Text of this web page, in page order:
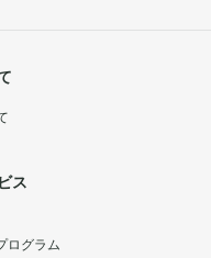
ス
ログラム